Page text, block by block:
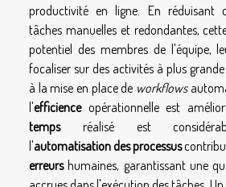
productivité en ligne. En réduisant
tâches manuelles et redondantes,
potentiel des membres de l'équipe,
focaliser sur des activités à plus grande
à la mise en place de workflows
l'efficienceopérationnelle est
tempsréalisé est
l'automatisation des processus
erreurshumaines, garantissant une